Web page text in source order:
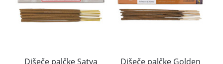
Dišeče palčke Satya
Dišeče palčke Golden